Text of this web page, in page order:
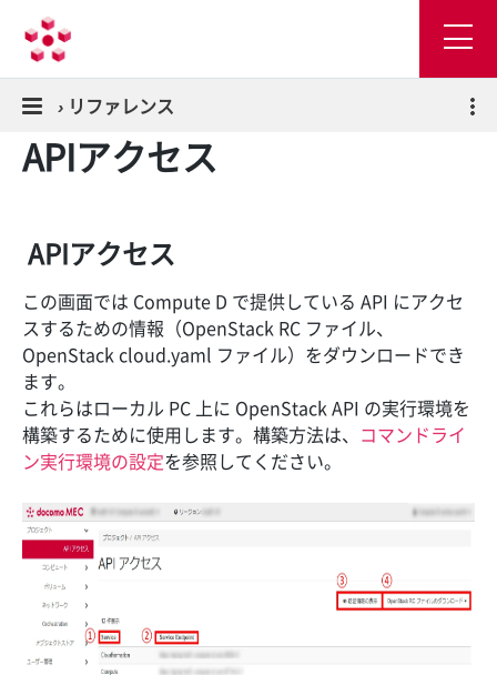
› リファレンス
APIアクセス
APIアクセス
この画面では Compute D で提供している API にアクセ
スするための情報（OpenStack RC ファイル、
OpenStack cloud.yaml ファイル）をダウンロードでき
ます。
これらはローカル PC 上に OpenStack API の実行環境を
構築するために使用します。構築方法は、 コマンドライ
ン実行環境の設定を参照してください。